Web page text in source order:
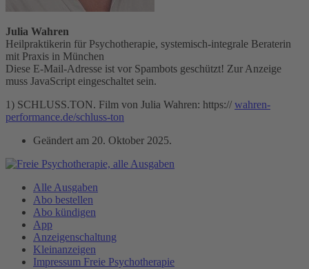
Julia Wahren
Heilpraktikerin für Psychotherapie, systemisch-integrale Beraterin
mit Praxis in München
Diese E-Mail-Adresse ist vor Spambots geschützt! Zur Anzeige
muss JavaScript eingeschaltet sein.
1) SCHLUSS.TON. Film von Julia Wahren: https:// wahren-
performance.de/schluss-ton
Geändert am 20. Oktober 2025.
Alle Ausgaben
Abo bestellen
Abo kündigen
App
Anzeigenschaltung
Kleinanzeigen
Impressum Freie Psychotherapie